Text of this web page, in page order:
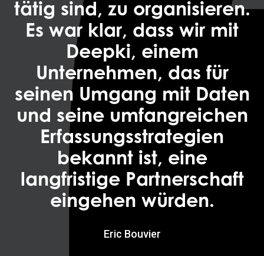
tätig sind, zu organisieren.
Es war klar, dass wir mit
Deepki, einem
Unternehmen, das für
seinen Umgang mit Daten
und seine umfangreichen
Erfassungsstrategien
bekannt ist, eine
langfristige Partnerschaft
eingehen würden.
Eric Bouvier